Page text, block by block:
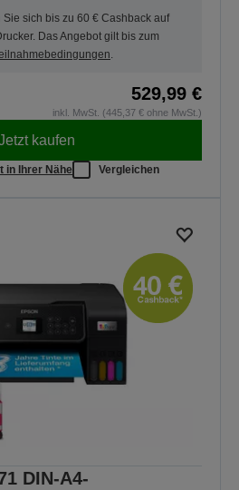
sich bis zu 60 € Cashback auf
Das Angebot gilt bis zum
.
529,99 €
inkl. MwSt. (445,37 € ohne MwSt.)
kaufen
in Ihrer Nähe Vergleichen
DIN-A4-